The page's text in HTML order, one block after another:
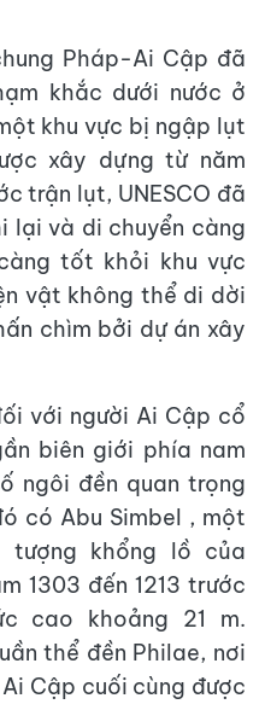
Pháp-Ai Cập đã
khắc dưới nước ở
khu vực bị ngập lụt
xây dựng từ năm
trận lụt, UNESCO đã
lại và di chuyển càng
tốt khỏi khu vực
vật không thể di dời
chìm bởi dự án xây
với người Ai Cập cổ
biên giới phía nam
ngôi đền quan trọng
có Abu Simbel , một
khổng lồ của
1303 đến 1213 trước
cao khoảng 21 m.
thể đền Philae, nơi
Cập cuối cùng được